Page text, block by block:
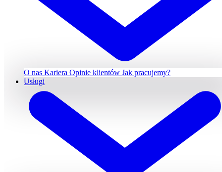
O nas Kariera Opinie klientów Jak pracujemy?
Usługi